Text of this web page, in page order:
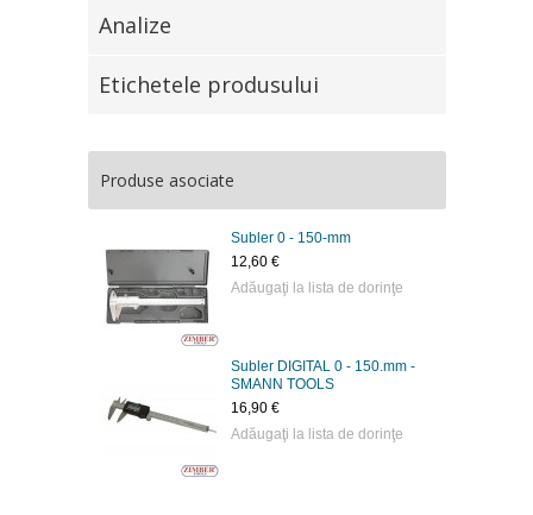
Analize
Etichetele produsului
Produse asociate
Subler 0 - 150-mm
12,60 €
Adăugaţi la lista de dorinţe
Subler DIGITAL 0 - 150.mm -
SMANN TOOLS
16,90 €
Adăugaţi la lista de dorinţe